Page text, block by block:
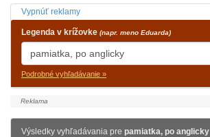
Vypnúť reklamy
Legenda v krížovke (napr. meno Eduarda)
Podrobné vyhľadávanie »
Výsledky vyhľadávania pre pamiatka, po anglicky